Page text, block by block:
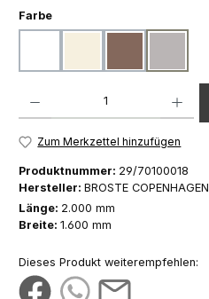
Farbeauswählen
Zum Merkzettel hinzufügen
Produktnummer: 29/70100018
Hersteller: BROSTE COPENHAGEN
Länge: 2.000 mm
Breite: 1.600 mm
Dieses Produkt weiterempfehlen: